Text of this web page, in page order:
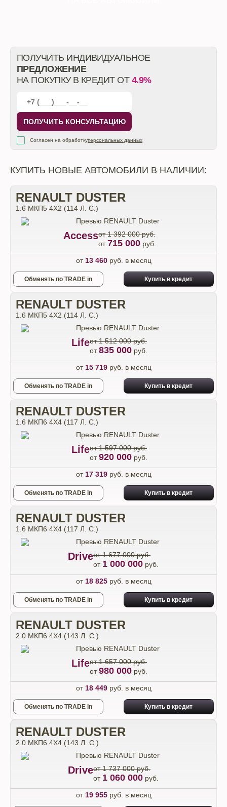
ПОЛУЧИТЬ ИНДИВИДУАЛЬНОЕ
ПРЕДЛОЖЕНИЕ
НА ПОКУПКУ В КРЕДИТ ОТ 4.9%
ПОЛУЧИТЬ КОНСУЛЬТАЦИЮ
Согласен на обработкуперсональных данных
КУПИТЬ НОВЫЕ АВТОМОБИЛИ В НАЛИЧИИ:
RENAULT DUSTER
1.6 МКП5 4Х2 (114 Л. С.)
Accessот 1 392 000 руб.
от715 000руб.
от 13 460руб. в месяц
Обменять по TRADE in Купить в кредит
RENAULT DUSTER
1.6 МКП5 4Х2 (114 Л. С.)
Lifeот 1 512 000 руб.
от835 000 руб.
от 15 719руб. в месяц
Обменять по TRADE in Купить в кредит
RENAULT DUSTER
1.6 МКП6 4Х4 (117 Л. С.)
Lifeот 1 597 000 руб.
от920 000 руб.
от 17 319руб. в месяц
Обменять по TRADE in Купить в кредит
RENAULT DUSTER
1.6 МКП6 4Х4 (117 Л. С.)
Driveот 1 677 000 руб.
от 1 000 000 руб.
от 18 825руб. в месяц
Обменять по TRADE in Купить в кредит
RENAULT DUSTER
2.0 МКП6 4Х4 (143 Л. С.)
Lifeот 1 657 000 руб.
от980 000 руб.
от 18 449руб. в месяц
Обменять по TRADE in Купить в кредит
RENAULT DUSTER
2.0 МКП6 4Х4 (143 Л. С.)
Driveот 1 737 000 руб.
от 1 060 000 руб.
от 19 955руб. в месяц